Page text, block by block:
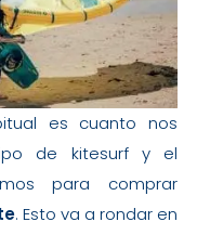
es cuanto nos
de kitesurf y el
para comprar
. Esto va a rondar en